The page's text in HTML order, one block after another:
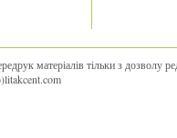
матеріалів тільки з дозволу